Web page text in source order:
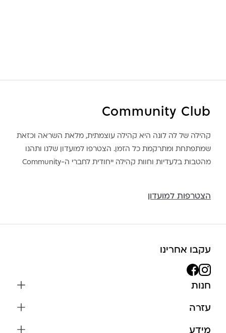
Community Club
קהילה של לה לונה היא קהילה עוצמתית, מלאת השראה וכזאת
שמתפתחת ומתרקמת כל הזמן. הצטרפו למועדון שלנו ותהנו
מהטבות בלעדיות וחוות קהילה ייחודית לחברי ה-Community
הצטרפות למועדון
עקבו אחרינו
חנות
עזרה
מידע